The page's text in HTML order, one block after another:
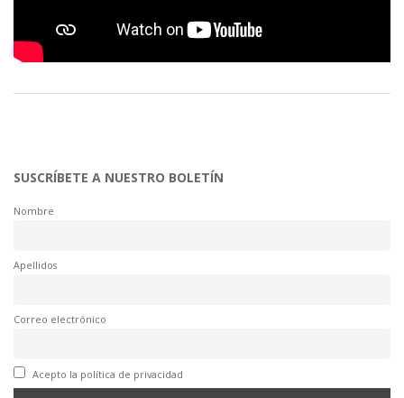
SUSCRÍBETE A NUESTRO BOLETÍN
Nombre
Apellidos
Correo electrónico
Acepto la política de privacidad